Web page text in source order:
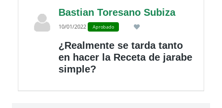
Bastian Toresano Subiza
10/01/2022 Aprobado
¿Realmente se tarda tanto
en hacer la Receta de jarabe
simple?